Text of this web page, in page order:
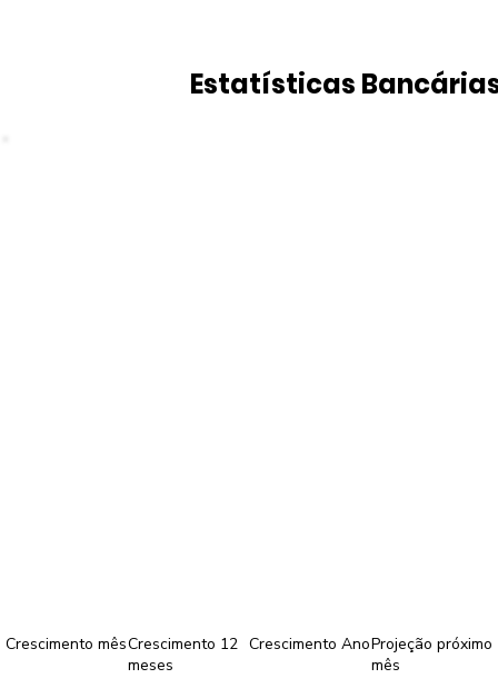
Estatísticas
Crescimento mêsCrescimento 12
meses
Crescimento AnoProjeção próximo
mês